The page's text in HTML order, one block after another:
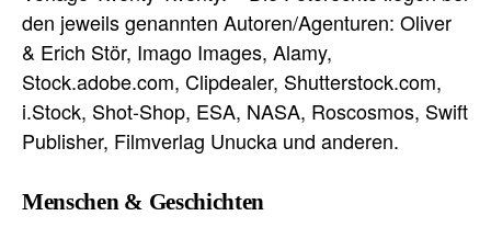
den jeweils genannten Autoren/Agenturen: Oliver
& Erich Stör, Imago Images, Alamy,
Stock.adobe.com, Clipdealer, Shutterstock.com,
i.Stock, Shot-Shop, ESA, NASA, Roscosmos, Swift
Publisher, Filmverlag Unucka und anderen.
Menschen & Geschichten